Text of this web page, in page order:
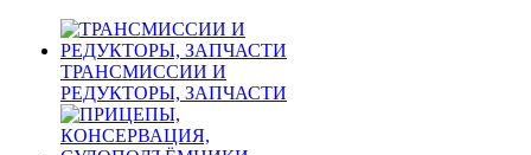
ТРАНСМИССИИ И
РЕДУКТОРЫ, ЗАПЧАСТИ